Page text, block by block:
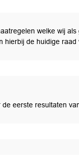
welke wij als
hierbij de huidige raad
eerste resultaten